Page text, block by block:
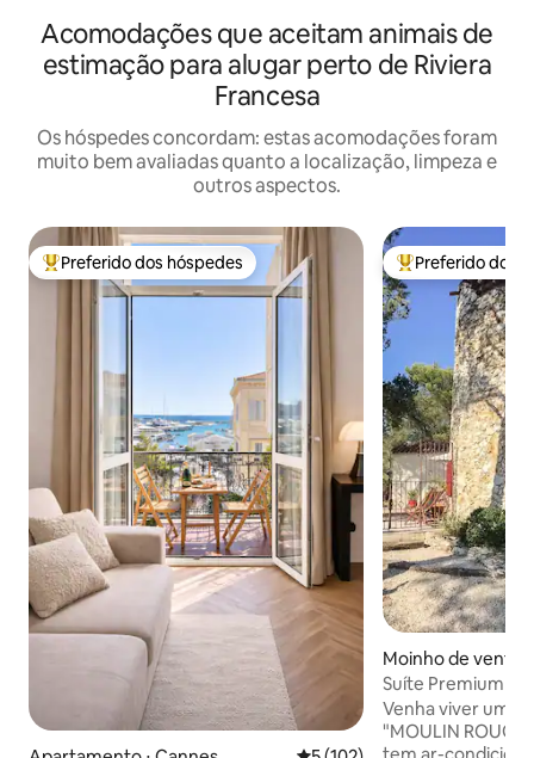
Acomodações que aceitam animais de
estimação para alugar perto de Riviera
Francesa
Os hóspedes concordam: estas acomodações foram
muito bem avaliadas quanto a localização, limpeza e
outros aspectos.
Entre os melhores preferidos dos hóspedes
Preferido dos hóspedes Entre os
Preferido dos
Moinho de vento
-Air
Suíte Premium
moinho
Venha viver um
"MOULIN ROUGE